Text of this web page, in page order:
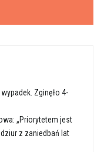
Zginęło 4-
„Priorytetem jest
z zaniedbań lat